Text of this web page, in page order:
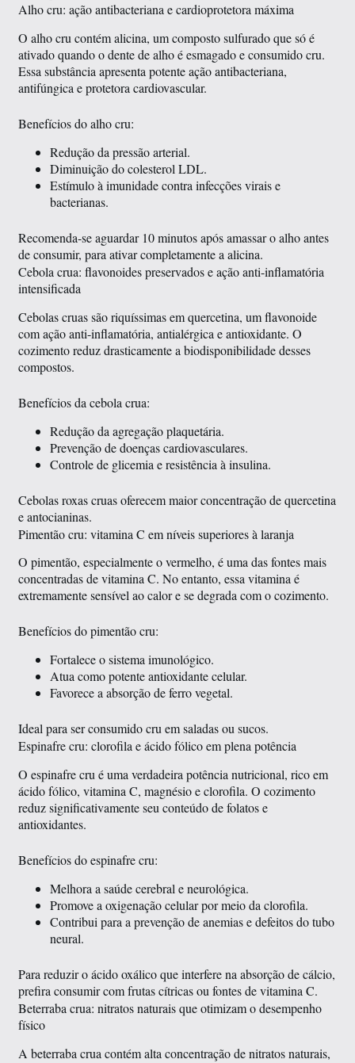
Alho cru: ação antibacteriana e cardioprotetora máxima
O alho cru contém alicina, um composto sulfurado que só é
ativado quando o dente de alho é esmagado e consumido cru.
Essa substância apresenta potente ação antibacteriana,
antifúngica e protetora cardiovascular.
Benefícios do alho cru:
Redução da pressão arterial.
Diminuição do colesterol LDL.
Estímulo à imunidade contra infecções virais e
bacterianas.
Recomenda-se aguardar 10 minutos após amassar o alho antes
de consumir, para ativar completamente a alicina.
Cebola crua: flavonoides preservados e ação anti-inflamatória
intensificada
Cebolas cruas são riquíssimas em quercetina, um flavonoide
com ação anti-inflamatória, antialérgica e antioxidante. O
cozimento reduz drasticamente a biodisponibilidade desses
compostos.
Benefícios da cebola crua:
Redução da agregação plaquetária.
Prevenção de doenças cardiovasculares.
Controle de glicemia e resistência à insulina.
Cebolas roxas cruas oferecem maior concentração de quercetina
e antocianinas.
Pimentão cru: vitamina C em níveis superiores à laranja
O pimentão, especialmente o vermelho, é uma das fontes mais
concentradas de vitamina C. No entanto, essa vitamina é
extremamente sensível ao calor e se degrada com o cozimento.
Benefícios do pimentão cru:
Fortalece o sistema imunológico.
Atua como potente antioxidante celular.
Favorece a absorção de ferro vegetal.
Ideal para ser consumido cru em saladas ou sucos.
Espinafre cru: clorofila e ácido fólico em plena potência
O espinafre cru é uma verdadeira potência nutricional, rico em
ácido fólico, vitamina C, magnésio e clorofila. O cozimento
reduz significativamente seu conteúdo de folatos e
antioxidantes.
Benefícios do espinafre cru:
Melhora a saúde cerebral e neurológica.
Promove a oxigenação celular por meio da clorofila.
Contribui para a prevenção de anemias e defeitos do tubo
neural.
Para reduzir o ácido oxálico que interfere na absorção de cálcio,
prefira consumir com frutas cítricas ou fontes de vitamina C.
Beterraba crua: nitratos naturais que otimizam o desempenho
físico
A beterraba crua contém alta concentração de nitratos naturais,